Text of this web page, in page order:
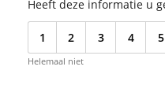
Heeft deze informatie u
1 2 3 4 5
Helemaal niet